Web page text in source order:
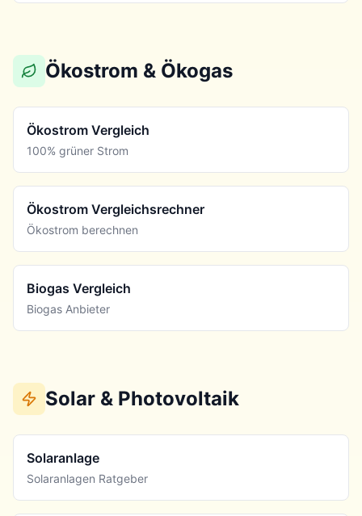
Ökostrom & Ökogas
Ökostrom Vergleich
100% grüner Strom
Ökostrom Vergleichsrechner
Ökostrom berechnen
Biogas Vergleich
Biogas Anbieter
Solar & Photovoltaik
Solaranlage
Solaranlagen Ratgeber